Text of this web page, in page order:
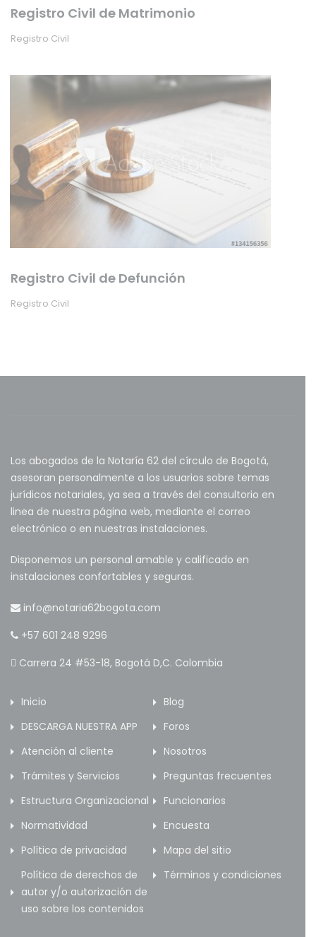
Registro Civil de Matrimonio
Registro Civil
Registro Civil de Defunción
Registro Civil
Los abogados de la Notaría 62 del círculo de Bogotá,
asesoran personalmente a los usuarios sobre temas
jurídicos notariales, ya sea a través del consultorio en
linea de nuestra página web, mediante el correo
electrónico o en nuestras instalaciones.
Disponemos un personal amable y calificado en
instalaciones confortables y seguras.
info@notaria62bogota.com
+57 601 248 9296
Carrera 24 #53-18, Bogotá D,C. Colombia
Inicio
Blog
DESCARGA NUESTRA APP
Foros
Atención al cliente
Nosotros
Trámites y Servicios
Preguntas frecuentes
Estructura Organizacional
Funcionarios
Normatividad
Encuesta
Política de privacidad
Mapa del sitio
Política de derechos de
autor y/o autorización de
uso sobre los contenidos
Términos y condiciones